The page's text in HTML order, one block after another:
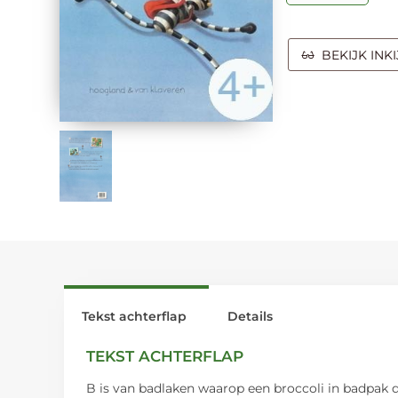
BEKIJK
Tekst achterflap
TEKST ACHTERFLAP
B is van badlaken waarop een broccoli in
Details